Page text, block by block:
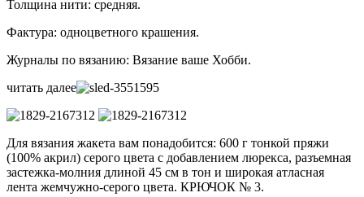
Толщина нити: средняя.
Фактура: одноцветного крашения.
Журналы по вязанию: Вязание ваше Хобби.
читать далее
Для вязания жакета вам понадобится: 600 г тонкой пряжи
(100% акрил) серого цвета с добавлением люрекса, разъемная
застежка-молния длиной 45 см в тон и широкая атласная
лента жемчужно-серого цвета. КРЮЧОК № 3.